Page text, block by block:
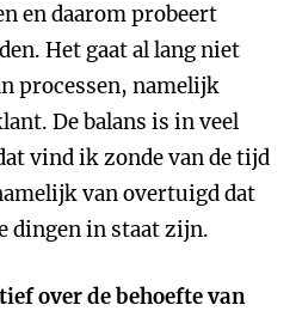
en daarom probeert
Het gaat al lang niet
processen, namelijk
De balans is in veel
vind ik zonde van de tijd
van overtuigd dat
dingen in staat zijn.
over de behoefte van